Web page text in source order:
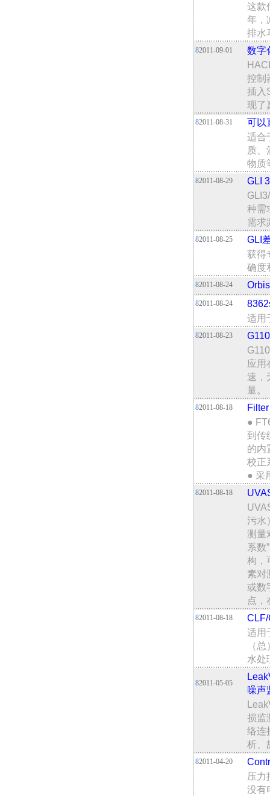
这款
年，
排水
82011-09-01
数字
控制
插入
现了
82011-08-31
可以
适合
质、
物质
82011-08-29
GLI
种需
需求
82011-08-25
GLI
获得
确度
82011-08-24
82011-08-24
适用
82011-08-23
应用
速，
量。
82011-08-18
●
到传
的内
校正
● 采
82011-08-18
污水
测量
系数
构，
素对
或数
点，
82011-08-18
适用
（
水处
82011-05-05
噪声
损监
络连
析、
82011-04-20
压力
没有